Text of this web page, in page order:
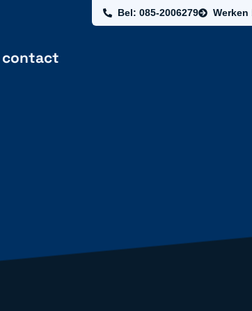
Bel: 085-2006279 Werken
contact